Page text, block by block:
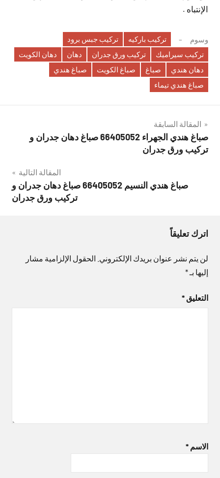
الإنتباه .
وسوم تركيب باركيه
تركيب جبس برود
تركيب سيراميك
تركيب ورق جدران دهان
دهان الكويت
دهان هندي
صباغ صباغ الكويت
صباغ هندي
صباغ هندي تيماء
تصفّح
المقالات
المقالة السابقة
صباغ هندي الجهراء 66405052 صباغ دهان جدران و
تركيب ورق جدران
المقالة التالية
صباغ هندي النسيم 66405052 صباغ دهان جدران و
تركيب ورق جدران
اترك تعليقاً
لن يتم نشر عنوان بريدك الإلكتروني. الحقول الإلزامية مشار
إليها بـ*
التعليق *
الاسم *